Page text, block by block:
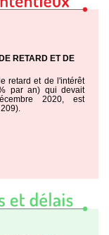
RETARD ET DE
retard et de l'intérêt
par an) qui devait
2020, est